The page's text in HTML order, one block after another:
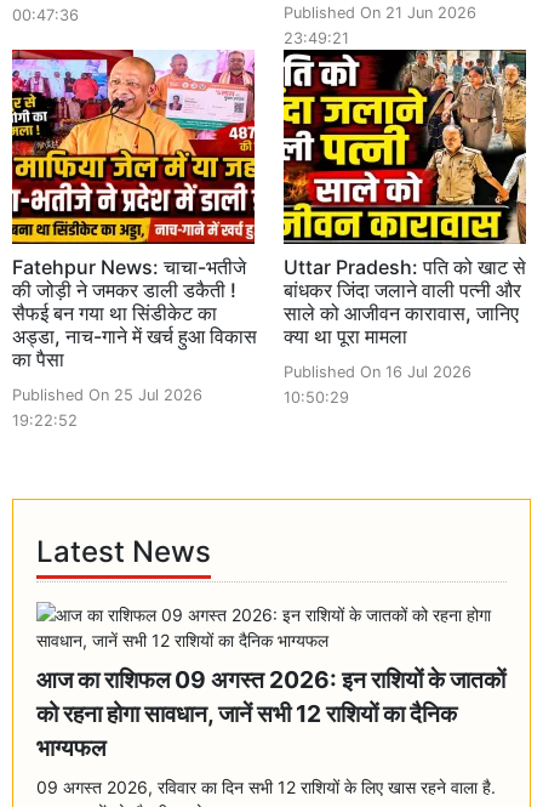
00:47:36
Published On 21 Jun 2026
23:49:21
Fatehpur News: चाचा-भतीजे
की जोड़ी ने जमकर डाली डकैती !
सैफई बन गया था सिंडीकेट का
अड्डा, नाच-गाने में खर्च हुआ विकास
का पैसा
Published On 25 Jul 2026
19:22:52
Uttar Pradesh: पति को खाट से
बांधकर जिंदा जलाने वाली पत्नी और
साले को आजीवन कारावास, जानिए
क्या था पूरा मामला
Published On 16 Jul 2026
10:50:29
Latest News
आज का राशिफल 09 अगस्त 2026: इन राशियों के जातकों
को रहना होगा सावधान, जानें सभी 12 राशियों का दैनिक
भाग्यफल
09 अगस्त 2026, रविवार का दिन सभी 12 राशियों के लिए खास रहने वाला है.